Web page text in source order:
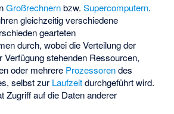
Großrechnernbzw.Supercomputern.
gleichzeitig verschiedene
gearteten
durch, wobei die Verteilung der
Verfügung stehenden Ressourcen,
oder mehrere Prozessorendes
selbst zur Laufzeitdurchgeführt wird.
Zugriff auf die Daten anderer